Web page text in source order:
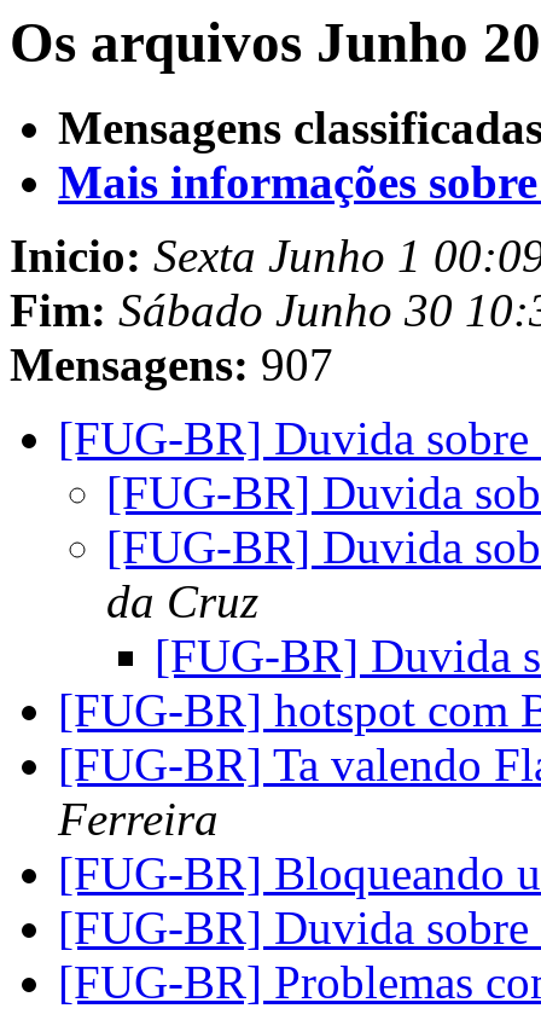
Os arquivos Junho
Mensagens
Mais informações
Inicio: Sexta Junho 1
Fim: Sábado Junho 30
Mensagens: 907
[FUG-BR] Duvida
[FUG-BR] Duvida
[FUG-BR] Duvida
da Cruz
[FUG-BR] Duvida
[FUG-BR] hotspot com
[FUG-BR] Ta valendo
Ferreira
[FUG-BR] Bloqueando
[FUG-BR] Duvida
[FUG-BR] Problemas